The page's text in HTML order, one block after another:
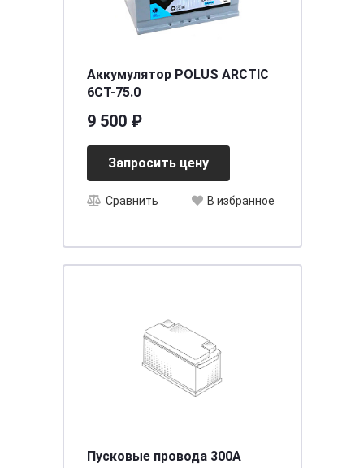
Аккумулятор POLUS ARCTIC
6СТ-75.0
9 500 ₽
Запросить цену
Сравнить В избранное
Пусковые провода 300A